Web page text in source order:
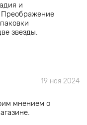
и
звезды.
19 ноя 2024
мнением о